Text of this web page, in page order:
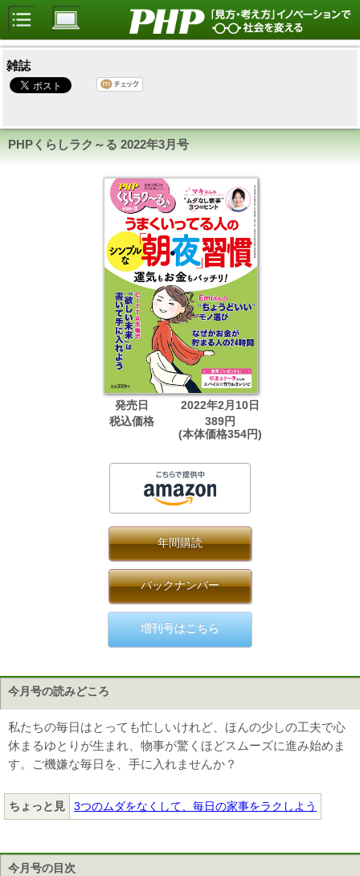
雑誌
PHPくらしラク～る 2022年3月号
発売日
2022年2月10日
税込価格
389円
(本体価格354円)
年間購読
バックナンバー
増刊号はこちら
今月号の読みどころ
私たちの毎日はとっても忙しいけれど、ほんの少しの工夫で心
休まるゆとりが生まれ、物事が驚くほどスムーズに進み始めま
す。ご機嫌な毎日を、手に入れませんか？
ちょっと見 3つのムダをなくして、毎日の家事をラクしよう
今月号の目次